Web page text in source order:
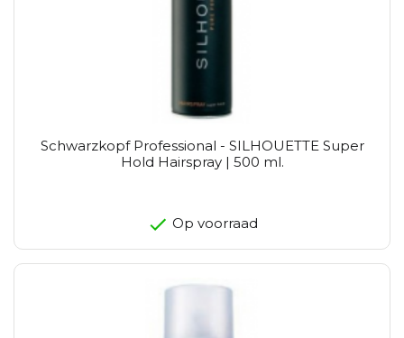
Schwarzkopf Professional - SILHOUETTE Super
Hold Hairspray | 500 ml.
Op voorraad